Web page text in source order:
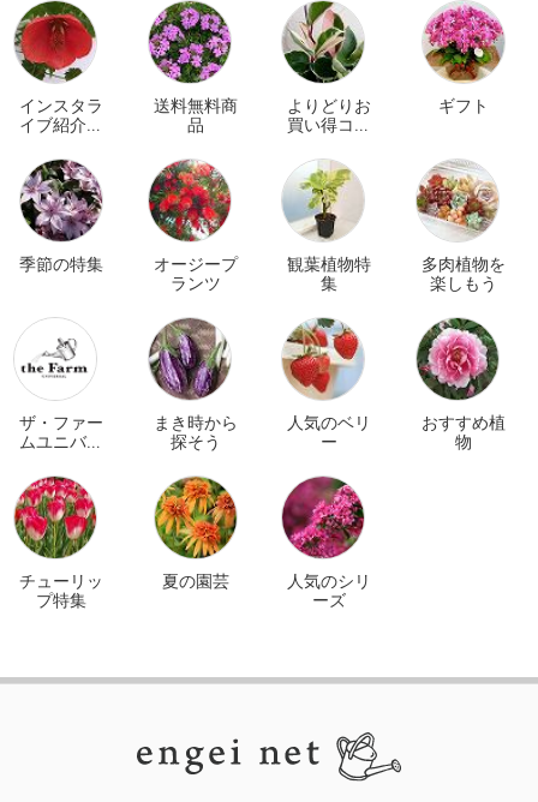
インスタラ
イブ紹介商
送料無料商
品
よりどりお
買い得コー
ギフト
季節の特集
オージープ
ランツ
観葉植物特
集
多肉植物を
楽しもう
ザ・ファー
ムユニバー
イン
まき時から
探そう
人気のベリ
ー
おすすめ植
物
チューリッ
プ特集
夏の園芸
人気のシリ
ーズ